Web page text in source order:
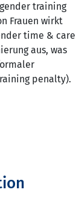
training
Frauen wirkt
time & care
aus, was
penalty).